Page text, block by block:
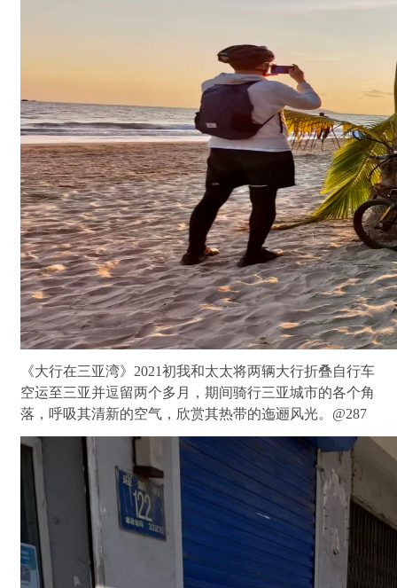
《大行在三亚湾》2021初我和太太将两辆大行折叠自行车
空运至三亚并逗留两个多月，期间骑行三亚城市的各个角
落，呼吸其清新的空气，欣赏其热带的迤逦风光。@287